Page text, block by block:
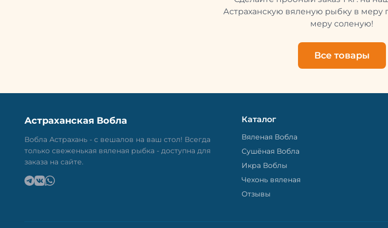
рыбу
пакет,
не
пример
старые
вкусно.
Астраханскую вяленую рыбку в меру
меру соленую!
Все товары
Астраханская Вобла
Вобла Астрахань - с вешалов на ваш стол! Всегда
только свеженькая вяленая рыбка - доступна для
заказа на сайте.
Каталог
Вяленая Вобла
Сушёная Вобла
Икра Воблы
Чехонь вяленая
Отзывы